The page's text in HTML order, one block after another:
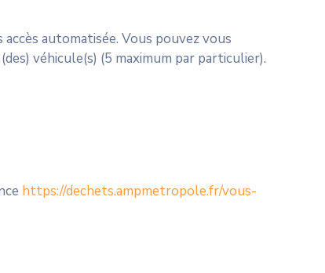
automatisée. Vous pouvez vous
véhicule(s) (5 maximum par particulier).
https://dechets.ampmetropole.fr/vous-